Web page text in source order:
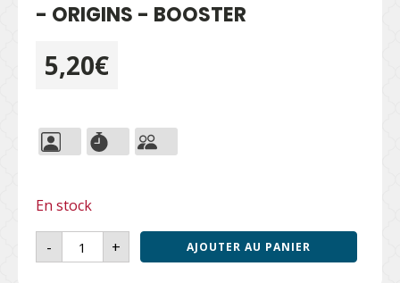
- ORIGINS - BOOSTER
5,20€
En stock
- quantité
RIFTBOUND
+ AJOUTER AU PANIER